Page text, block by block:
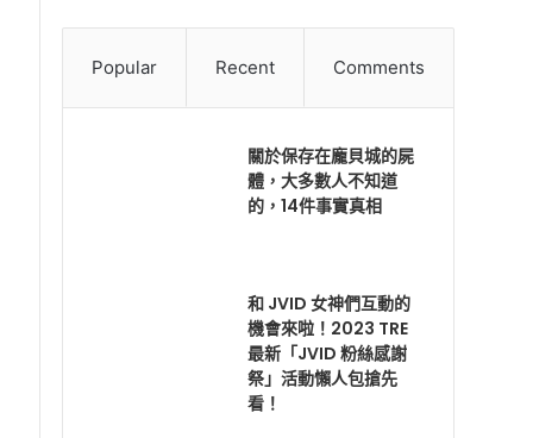
Popular Recent Comments
關於保存在龐貝城的屍
體，大多數人不知道
的，14件事實真相
和 JVID 女神們互動的
機會來啦！2023 TRE
最新「JVID 粉絲感謝
祭」活動懶人包搶先
看！